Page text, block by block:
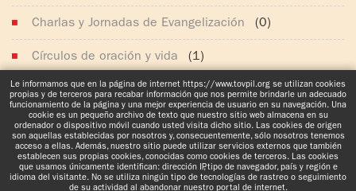
Charlas y Jornadas de Evangelización (0)
Círculos de oración y vida (1)
Noticias generales (628)
www.tovpil.org Aviso de Privacidad Estructura Guías Registrados
Le informamos que en la página de internet https://www.tovpil.org se utilizan cookies
propias y de terceros para recabar información que nos permite brindarle un adecuado
funcionamiento de la página y una mejor experiencia de usuario en su navegación. Una
cookie es un pequeño archivo de texto que nuestro sitio web almacena en su
ordenador o dispositivo móvil cuando usted visita dicho sitio. Las cookies de origen
son aquellas establecidas por nosotros y, consecuentemente, sólo nosotros tenemos
acceso a ellas. Además, nuestro sitio puede utilizar servicios externos que también
establecen sus propias cookies, conocidas como cookies de terceros. Las cookies
que usamos únicamente identifican: dirección IP, tipo de navegador, país y región e
idioma del visitante. No se utiliza ningún tipo de tecnologías de rastreo o seguimiento
de su actividad al abandonar nuestro portal de internet.